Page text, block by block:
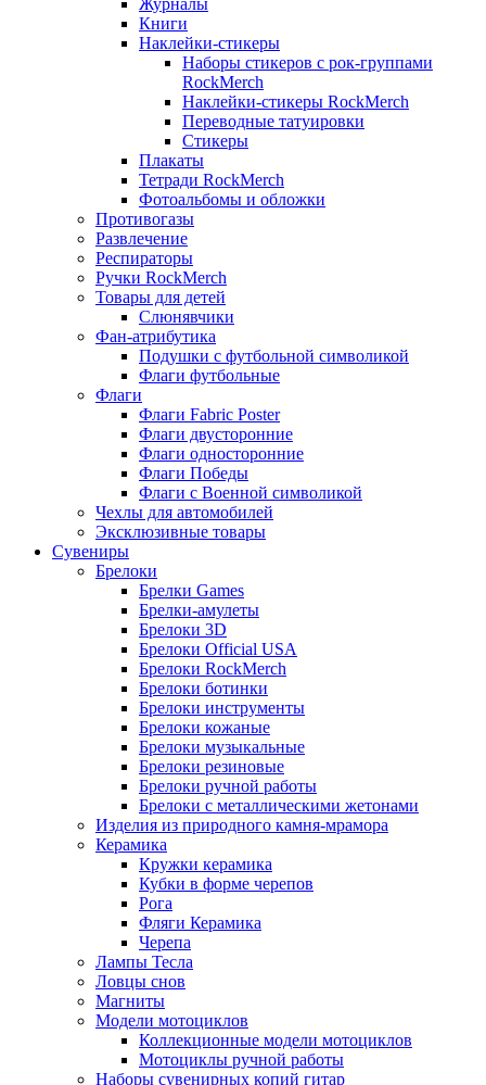
Журналы
Книги
Наклейки-стикеры
Наборы стикеров с рок-группами
RockMerch
Наклейки-стикеры RockMerch
Переводные татуировки
Стикеры
Плакаты
Тетради RockMerch
Фотоальбомы и обложки
Противогазы
Развлечение
Респираторы
Ручки RockMerch
Товары для детей
Слюнявчики
Фан-атрибутика
Подушки с футбольной символикой
Флаги футбольные
Флаги
Флаги Fabric Poster
Флаги двусторонние
Флаги односторонние
Флаги Победы
Флаги с Военной символикой
Чехлы для автомобилей
Эксклюзивные товары
Сувениры
Брелоки
Брелки Games
Брелки-амулеты
Брелоки 3D
Брелоки Official USA
Брелоки RockMerch
Брелоки ботинки
Брелоки инструменты
Брелоки кожаные
Брелоки музыкальные
Брелоки резиновые
Брелоки ручной работы
Брелоки с металлическими жетонами
Изделия из природного камня-мрамора
Керамика
Кружки керамика
Кубки в форме черепов
Рога
Фляги Керамика
Черепа
Лампы Тесла
Ловцы снов
Магниты
Модели мотоциклов
Коллекционные модели мотоциклов
Мотоциклы ручной работы
Наборы сувенирных копий гитар